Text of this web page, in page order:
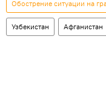
Обострение ситуации на
Узбекистан Афганистан